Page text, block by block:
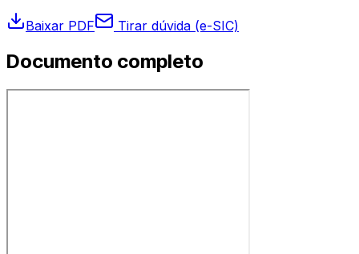
Baixar PDF Tirar dúvida (e-SIC)
Documento completo